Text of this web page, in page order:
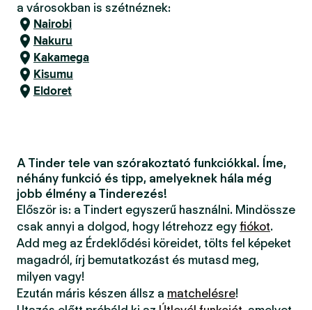
a városokban is szétnéznek:
Nairobi
Nakuru
Kakamega
Kisumu
Eldoret
A Tinder tele van szórakoztató funkciókkal. Íme,
néhány funkció és tipp, amelyeknek hála még
jobb élmény a Tinderezés!
Először is: a Tindert egyszerű használni. Mindössze
csak annyi a dolgod, hogy létrehozz egy fiókot.
Add meg az Érdeklődési köreidet, tölts fel képeket
magadról, írj bemutatkozást és mutasd meg,
milyen vagy!
Ezután máris készen állsz a matchelésre!